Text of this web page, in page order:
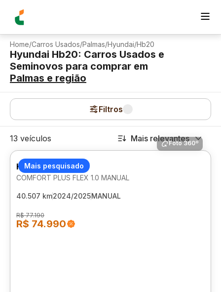
Home/Carros Usados/Palmas/Hyundai/Hb20
Hyundai Hb20: Carros Usados e
Seminovos para comprar em
Palmas e região
Filtros
13 veículos Mais relevantes
Mais pesquisado
Foto 360º
HYUNDAI HB20
COMFORT PLUS FLEX 1.0 MANUAL
40.507 km2024/2025MANUAL
R$ 77.190
R$ 74.990